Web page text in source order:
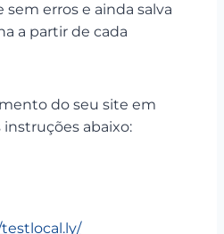
erros e ainda salva
a partir de cada
do seu site em
instruções abaixo: